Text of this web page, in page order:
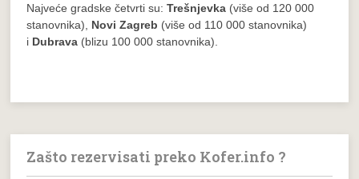
Najveće gradske četvrti su:Trešnjevka (više od 120 000
stanovnika), Novi Zagreb (više od 110 000 stanovnika)
i Dubrava (blizu 100 000 stanovnika).
Zašto rezervisati preko Kofer.info ?